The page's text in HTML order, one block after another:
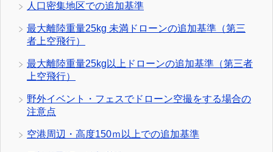
人口密集地区での追加基準
最大離陸重量25kg 未満ドローンの追加基準（第三
者上空飛行）
最大離陸重量25kg以上ドローンの追加基準（第三者
上空飛行）
野外イベント・フェスでドローン空撮をする場合の
注意点
空港周辺・高度150ｍ以上での追加基準